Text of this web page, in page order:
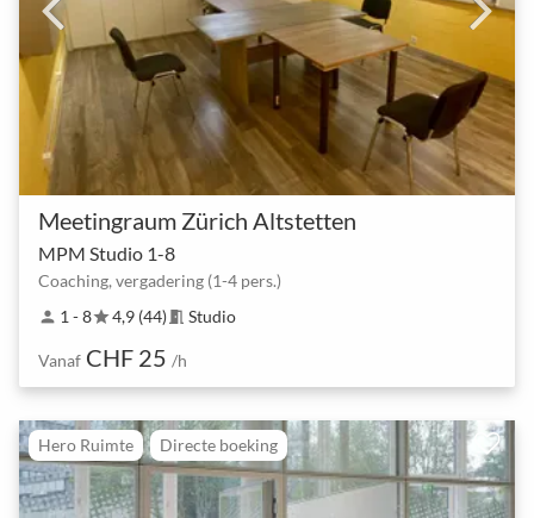
Meetingraum Zürich Altstetten
MPM Studio 1-8
Coaching, vergadering (1-4 pers.)
person 1 - 8star4,9 (44) meeting_room Studio
Vanaf CHF 25 /h
Hero Ruimte Directe boeking